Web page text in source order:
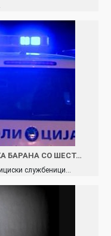
БАРАНА СО ШЕСТ…
службеници…